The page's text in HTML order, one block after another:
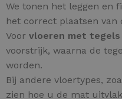
We tonen het leggen en
het correct plaatsen van
Voor vloeren met tegels
voorstrijk, waarna de
worden.
Bij andere vloertypes,
zien hoe u de mat